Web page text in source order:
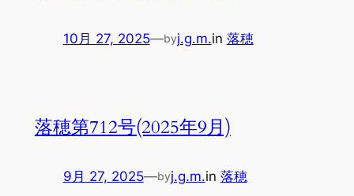
10月 27, 2025—byj.g.m.in 落穂
落穂第712号(2025年9月)
9月 27, 2025—byj.g.m.in 落穂